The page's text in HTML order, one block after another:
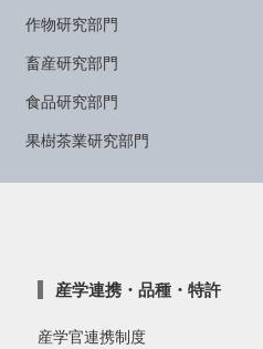
作物研究部門
畜産研究部門
食品研究部門
果樹茶業研究部門
産学連携・品種・特許
産学官連携制度